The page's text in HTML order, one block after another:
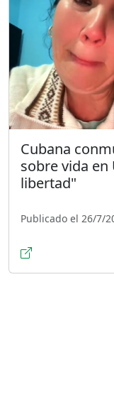
Cubana
sobre vida en
libertad"
Publicado el 26/7/